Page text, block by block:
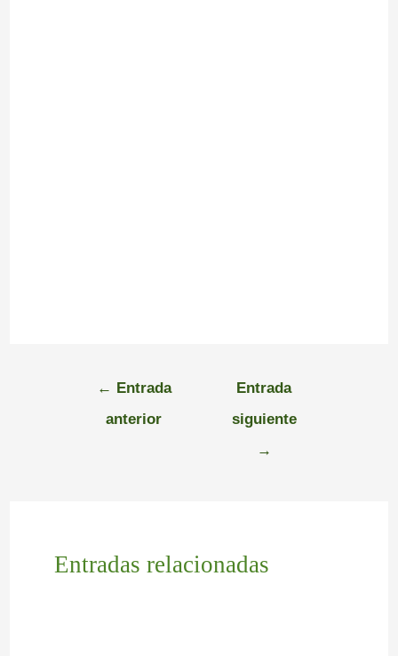
← Entrada
anterior
Entrada
siguiente
→
Entradas relacionadas